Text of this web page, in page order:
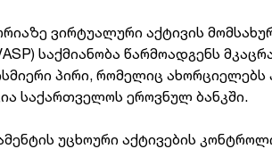
ვირტუალური აქტივის
საქმიანობა წარმოადგენს
პირი, რომელიც ახორციელებს
საქართველოს ეროვნულ ბანკში.
უცხოური აქტივების